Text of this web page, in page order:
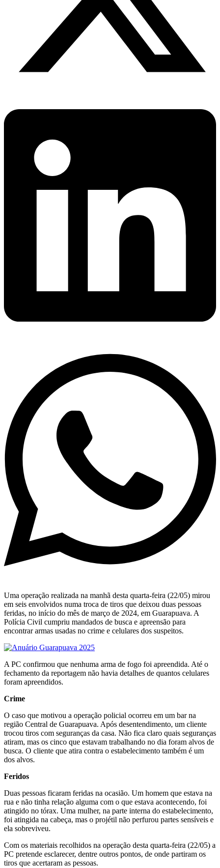
Uma operação realizada na manhã desta quarta-feira (22/05) mirou
em seis envolvidos numa troca de tiros que deixou duas pessoas
feridas, no início do mês de março de 2024, em Guarapuava. A
Polícia Civil cumpriu mandados de busca e apreensão para
encontrar armas usadas no crime e celulares dos suspeitos.
A PC confirmou que nenhuma arma de fogo foi apreendida. Até o
fechamento da reportagem não havia detalhes de quantos celulares
foram apreendidos.
Crime
O caso que motivou a operação policial ocorreu em um bar na
região Central de Guarapuava. Após desentendimento, um cliente
trocou tiros com seguranças da casa. Não fica claro quais seguranças
atiram, mas os cinco que estavam trabalhando no dia foram alvos de
busca. O cliente que atira contra o estabelecimento também é um
dos alvos.
Feridos
Duas pessoas ficaram feridas na ocasião. Um homem que estava na
rua e não tinha relação alguma com o que estava acontecendo, foi
atingido no tórax. Uma mulher, na parte interna do estabelecimento,
foi atingida na cabeça, mas o projétil não perfurou partes sensíveis e
ela sobreviveu.
Com os materiais recolhidos na operação desta quarta-feira (22/05) a
PC pretende esclarecer, dentre outros pontos, de onde partiram os
tiros que acertaram as pessoas.